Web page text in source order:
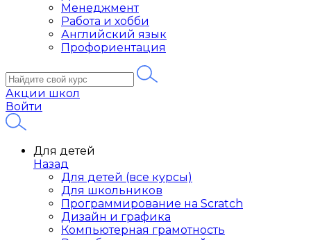
Менеджмент
Работа и хобби
Английский язык
Профориентация
Акции школ
Войти
Для детей
Назад
Для детей (все курсы)
Для школьников
Программирование на Scratch
Дизайн и графика
Компьютерная грамотность